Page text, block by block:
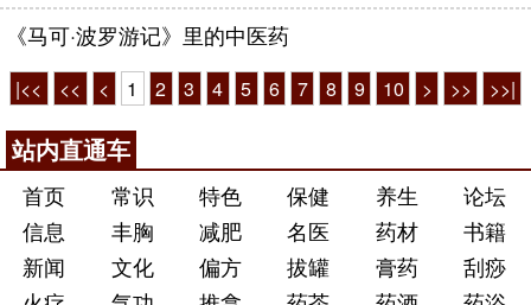
《马可·波罗游记》里的中医药
|<< << < 1 2 3 4 5 6 7 8 9 10 > >> >>|
站内直通车
首页 常识 特色 保健 养生
论坛
信息
丰胸 减肥 名医 药材
书籍
新闻
文化 偏方 拔罐 膏药
刮痧